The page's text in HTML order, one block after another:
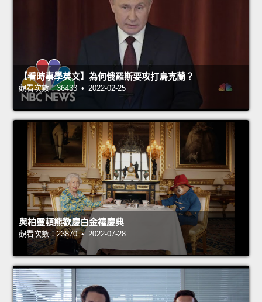
【看時事學英文】為何俄羅斯要攻打烏克蘭？
觀看次數：36433 • 2022-02-25
與柏靈頓熊歡慶白金禧慶典
觀看次數：23870 • 2022-07-28